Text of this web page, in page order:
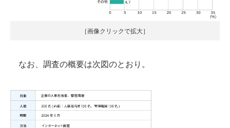
［画像クリックで拡大］
なお、調査の概要は次図のとおり。